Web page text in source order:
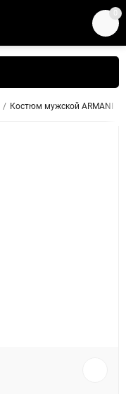
0
/ Костюм мужской ARMANI